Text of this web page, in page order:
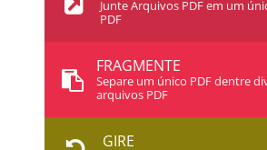
Junte Arquivos PDF em um
PDF
FRAGMENTE
Separe um único PDF dentre
arquivos PDF
GIRE